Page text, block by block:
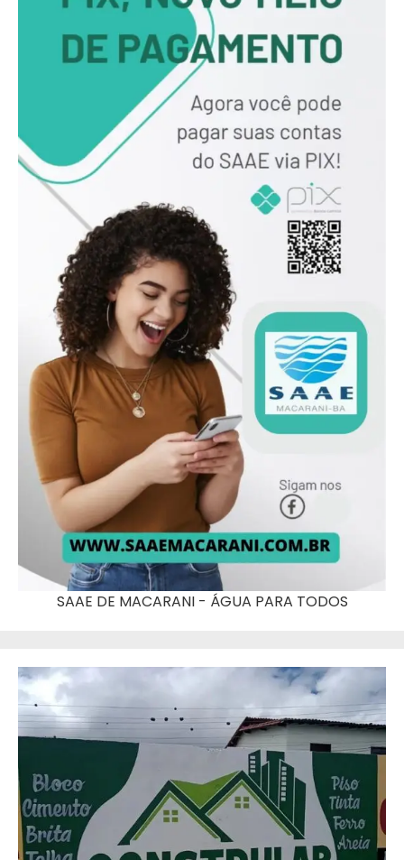
SAAE DE MACARANI - ÁGUA PARA TODOS